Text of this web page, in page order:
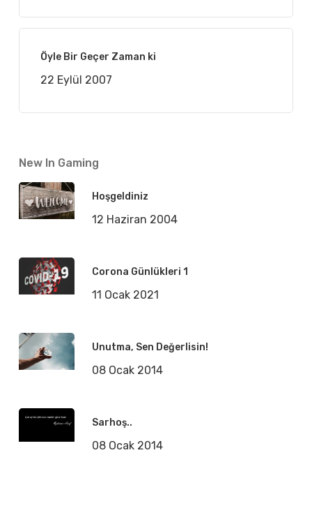
Öyle Bir Geçer Zaman ki
22 Eylül 2007
New In Gaming
Hoşgeldiniz
12 Haziran 2004
Corona Günlükleri 1
11 Ocak 2021
Unutma, Sen Değerlisin!
08 Ocak 2014
Sarhoş..
08 Ocak 2014